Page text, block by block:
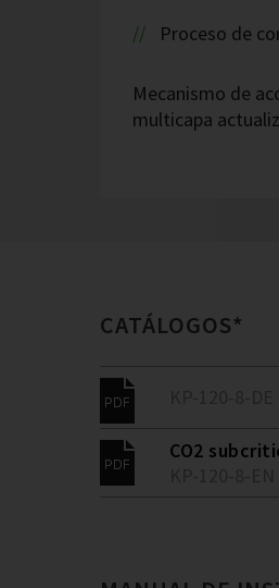
Proceso de
Mecanismo de
multicapa
CATÁLOGOS*
CO2